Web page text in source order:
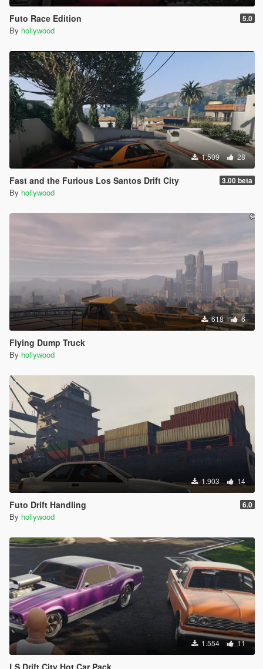
Futo Race Edition 5.0
By hollywood
1.509 28
Fast and the Furious Los Santos Drift City 3.00 beta
By hollywood
618 6
Flying Dump Truck
By hollywood
1.903 14
Futo Drift Handling 6.0
By hollywood
1.554 11
LS Drift City Hot Car Pack